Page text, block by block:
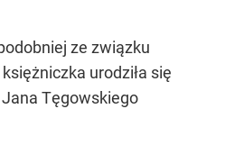
ze związku
urodziła się
Tęgowskiego